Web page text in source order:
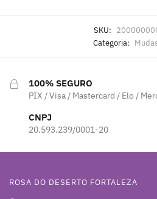
SKU:
Categoria:
100% SEGURO
PIX / Visa / Mastercard / Elo /
CNPJ
20.593.239/0001-20
ROSA DO DESERTO FORTALEZA